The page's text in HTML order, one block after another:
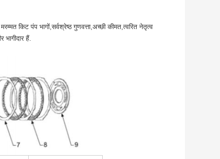
किट पंप भागों,सर्वश्रेष्ठ गुणवत्ता,अच्छी कीमत,त्वरित नेतृत्व
हैं.